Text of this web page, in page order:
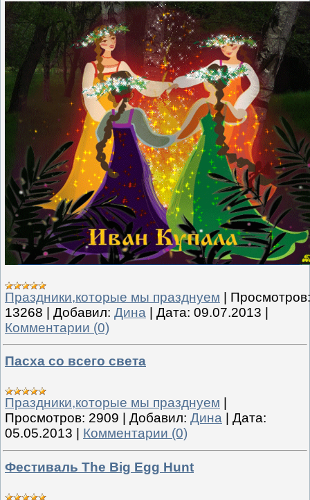
Праздники,которые мы празднуем | Просмотров:
13268 | Добавил: Дина | Дата: 09.07.2013 |
Комментарии (0)
Пасха со всего света
Праздники,которые мы празднуем
Просмотров: 2909 Добавил: Дина
Дата:
05.05.2013
Комментарии (0)
Фестиваль The Big Egg Hunt